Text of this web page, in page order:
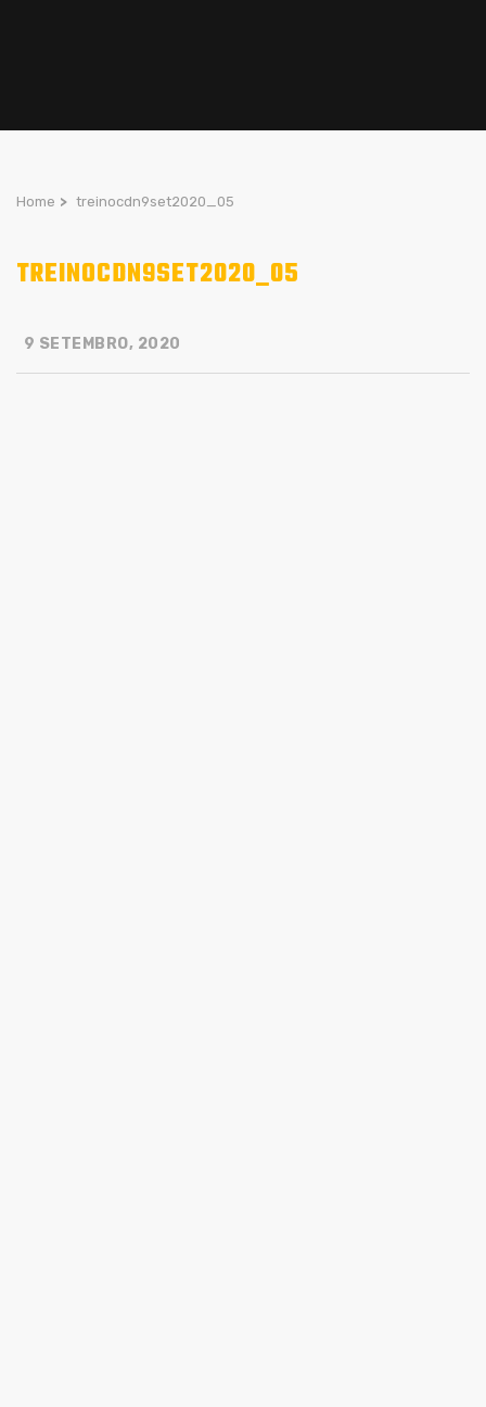
Home > treinocdn9set2020_05
TREINOCDN9SET2020_05
9 SETEMBRO, 2020